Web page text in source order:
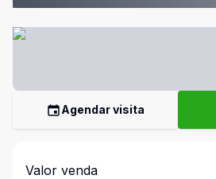
Agendar visita
Valor venda